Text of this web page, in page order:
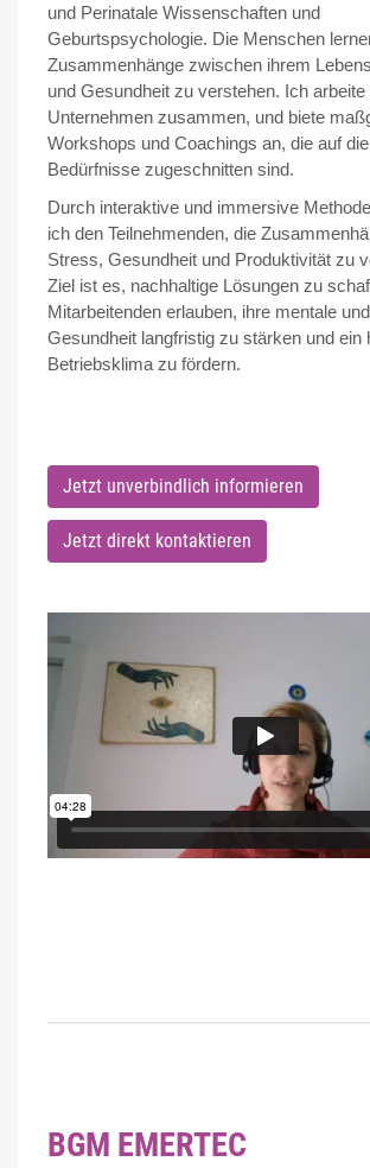
und Perinatale Wissenschaften und
Geburtspsychologie. Die Menschen
Zusammenhänge zwischen ihrem
und Gesundheit zu verstehen. Ich arbeite
Unternehmen zusammen, und biete
Workshops und Coachings an, die auf
Bedürfnisse zugeschnitten sind.
Durch interaktive und immersive
ich den Teilnehmenden, die
Stress, Gesundheit und Produktivität zu
Ziel ist es, nachhaltige Lösungen zu
Mitarbeitenden erlauben, ihre mentale
Gesundheit langfristig zu stärken und ein
Betriebsklima zu fördern.
Jetzt unverbindlich informieren
Jetzt direkt kontaktieren
BGM EMERTEC